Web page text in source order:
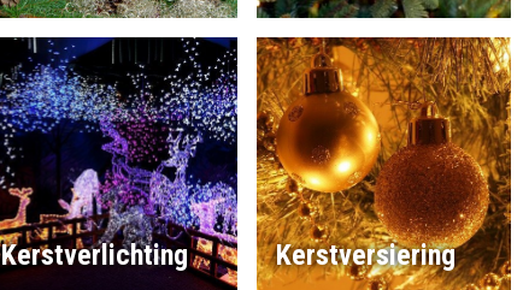
Kerstverlichting Kerstversiering